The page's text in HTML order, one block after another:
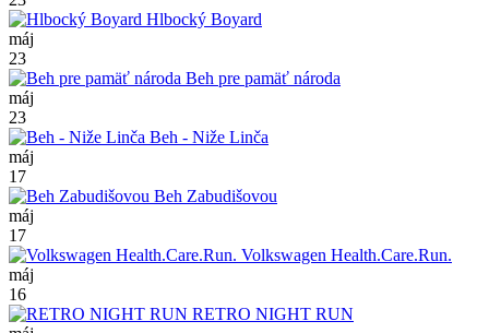
Hlbocký Boyard
máj
23
Beh pre pamäť národa
máj
23
Beh - Niže Linča
máj
17
Beh Zabudišovou
máj
17
Volkswagen Health.Care.Run.
máj
16
RETRO NIGHT RUN